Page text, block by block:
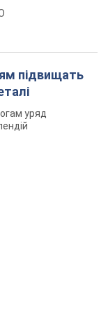
підвищать
уряд